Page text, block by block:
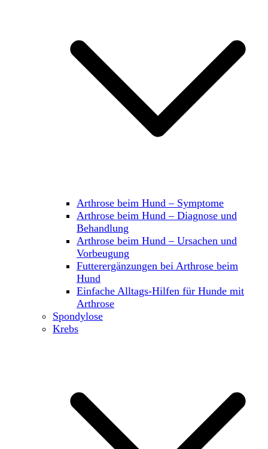
Arthrose beim Hund – Symptome
Arthrose beim Hund – Diagnose und
Behandlung
Arthrose beim Hund – Ursachen und
Vorbeugung
Futterergänzungen bei Arthrose beim
Hund
Einfache Alltags-Hilfen für Hunde mit
Arthrose
Spondylose
Krebs